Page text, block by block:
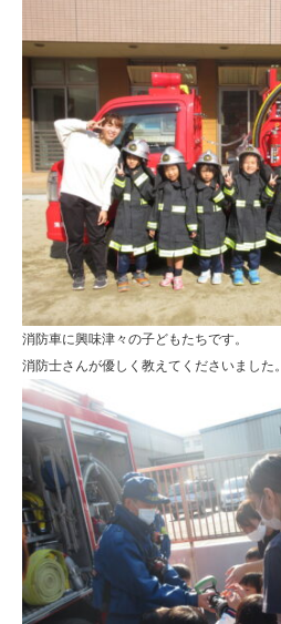
消防車に興味津々の子どもたちです。
消防士さんが優しく教えてくださいました。